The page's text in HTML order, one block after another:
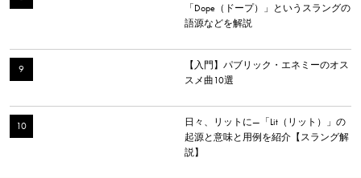
「Dope（ドープ）」というスラングの
語源などを解説
【入門】パブリック・エネミーのオス
スメ曲10選
日々、リットに—「Lit（リット）」の
起源と意味と用例を紹介【スラング解
説】